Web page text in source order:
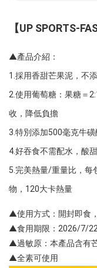
【UP SPORTS-
▲產品介紹：
1.採用香甜芒果泥，不
2.使用葡萄糖：果糖＝
收，降低負擔
3.特別添加500毫克牛
4.好吞食不需配水，酸
5.完美熱量/重量比，每
物，120大卡熱量
▲使用方式：開封即食
▲食用期限：2026/7/
▲過敏原：本產品含有
▲全素可使用